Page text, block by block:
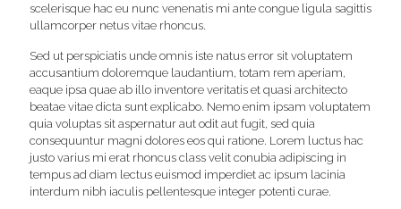
scelerisque hac eu nunc venenatis mi ante congue ligula sagittis
ullamcorper netus vitae rhoncus.
Sed ut perspiciatis unde omnis iste natus error sit voluptatem
accusantium doloremque laudantium, totam rem aperiam,
eaque ipsa quae ab illo inventore veritatis et quasi architecto
beatae vitae dicta sunt explicabo. Nemo enim ipsam voluptatem
quia voluptas sit aspernatur aut odit aut fugit, sed quia
consequuntur magni dolores eos qui ratione. Lorem luctus hac
justo varius mi erat rhoncus class velit conubia adipiscing in
tempus ad diam lectus euismod imperdiet ac ipsum lacinia
interdum nibh iaculis pellentesque integer potenti curae.